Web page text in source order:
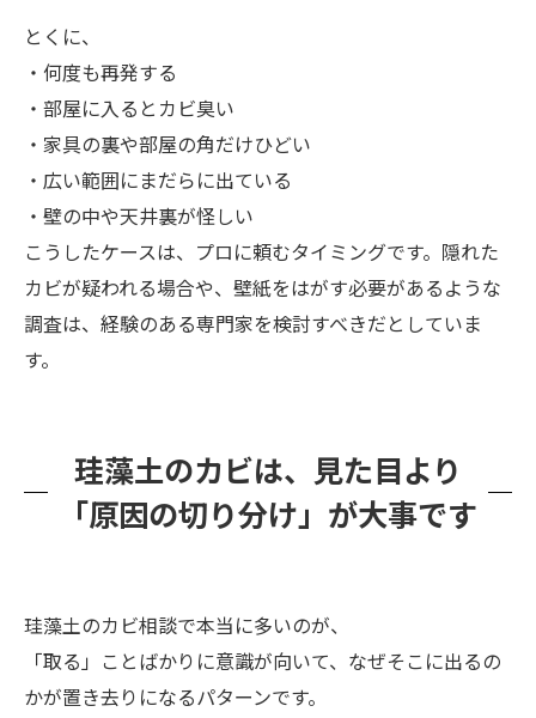
とくに、
・何度も再発する
・部屋に入るとカビ臭い
・家具の裏や部屋の角だけひどい
・広い範囲にまだらに出ている
・壁の中や天井裏が怪しい
こうしたケースは、プロに頼むタイミングです。隠れた
カビが疑われる場合や、壁紙をはがす必要があるような
調査は、経験のある専門家を検討すべきだとしていま
す。
珪藻土のカビは、見た目より
「原因の切り分け」が大事です
珪藻土のカビ相談で本当に多いのが、
「取る」ことばかりに意識が向いて、なぜそこに出るの
かが置き去りになるパターンです。